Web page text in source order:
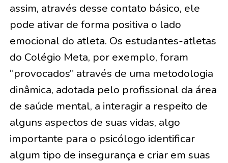
assim, através desse contato básico, ele
pode ativar de forma positiva o lado
emocional do atleta. Os estudantes-atletas
do Colégio Meta, por exemplo, foram
“provocados” através de uma metodologia
dinâmica, adotada pelo profissional da área
de saúde mental, a interagir a respeito de
alguns aspectos de suas vidas, algo
importante para o psicólogo identificar
algum tipo de insegurança e criar em suas